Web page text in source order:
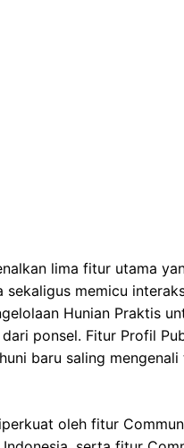
lima fitur utama
sekaligus memicu
Hunian Praktis
ponsel. Fitur Profil
baru saling
oleh fitur